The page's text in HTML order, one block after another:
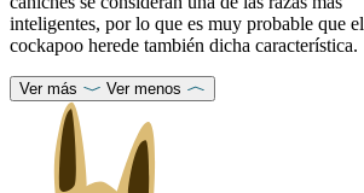
inteligentes, por lo que es muy probable que el
cockapoo herede también dicha característica.
Ver más Ver menos